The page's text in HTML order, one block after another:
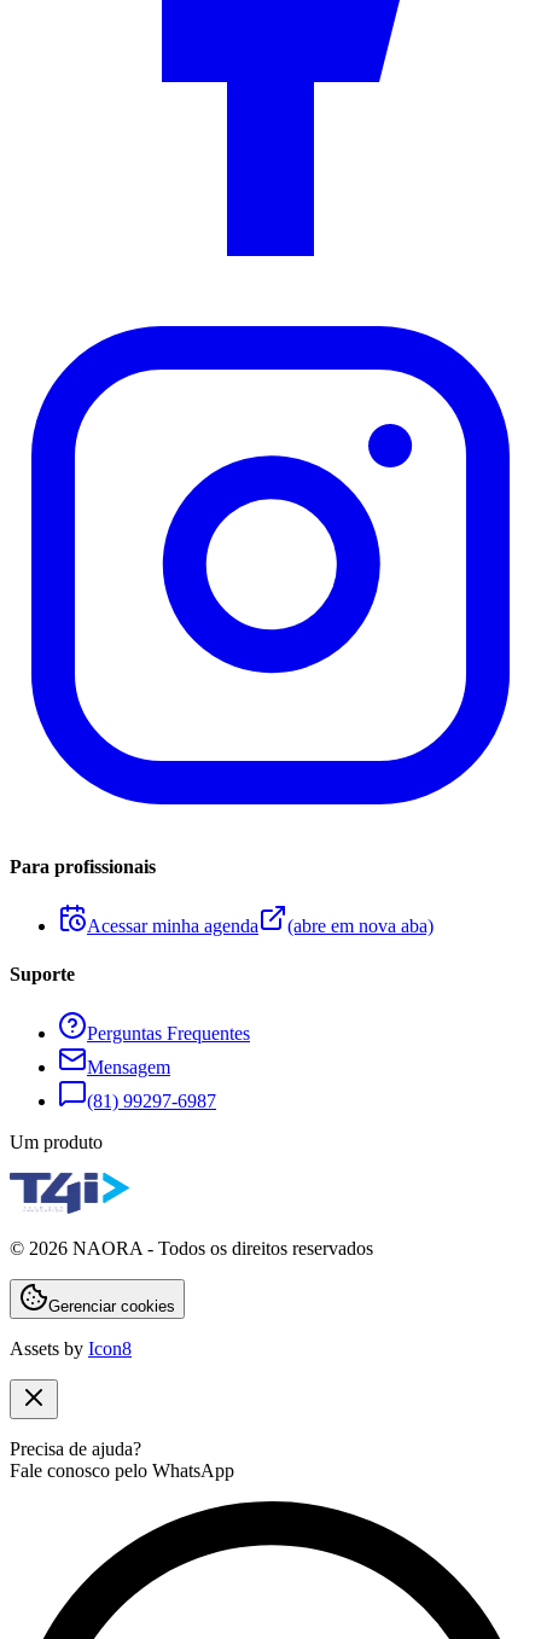
Para profissionais
Acessar minha agenda (abre em nova aba)
Suporte
Perguntas Frequentes
Mensagem
(81) 99297-6987
Um produto
© 2026 NAORA - Todos os direitos reservados
Gerenciar cookies
Assets by Icon8
Precisa de ajuda?
Fale conosco pelo WhatsApp